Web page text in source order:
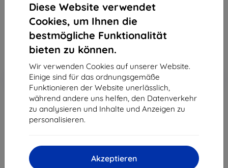
Diese Website verwendet
Cookies, um Ihnen die
bestmögliche Funktionalität
bieten zu können.
Wir verwenden Cookies auf unserer Website.
Einige sind für das ordnungsgemäße
Funktionieren der Website unerlässlich,
während andere uns helfen, den Datenverkehr
zu analysieren und Inhalte und Anzeigen zu
personalisieren.
Akzeptieren
12,90 €
11,61 €
ohne MWSt9,76 €
-10%
Rabatt mit Gutschein
EXTRA10
In den
Warenkorb
Auf Lager 4 Stk.